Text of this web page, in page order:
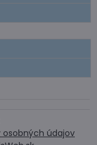
osobných údajov